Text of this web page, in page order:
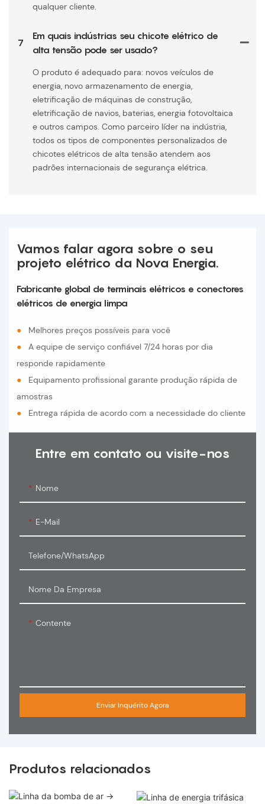
qualquer cliente.
7
Em quais indústrias seu chicote elétrico de
alta tensão pode ser usado?
O produto é adequado para: novos veículos de
energia, novo armazenamento de energia,
eletrificação de máquinas de construção,
eletrificação de navios, baterias, energia fotovoltaica
e outros campos. Como parceiro líder na indústria,
todos os tipos de componentes personalizados de
chicotes elétricos de alta tensão atendem aos
padrões internacionais de segurança elétrica.
Vamos falar agora sobre o seu
projeto elétrico da Nova Energia.
Fabricante global de terminais elétricos e conectores
elétricos de energia limpa
●
Melhores preços possíveis para você
●
A equipe de serviço confiável 7/24 horas por dia
responde rapidamente
●
Equipamento profissional garante produção rápida de
amostras
●
Entrega rápida de acordo com a necessidade do cliente
Entre em contato ou visite-nos
Nome
E-Mail
Telefone/WhatsApp
Nome Da Empresa
Contente
Enviar Inquérito Agora
Produtos relacionados